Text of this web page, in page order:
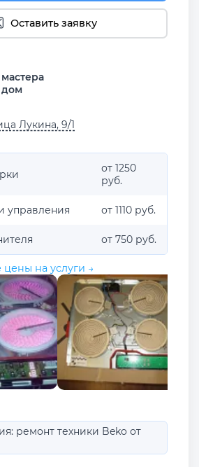
Оставить заявку
дом
Лукина, 9/1
от 1250
руб.
управления от 1110 руб.
от 750 руб.
цены на услуги →
ремонт техники Beko от